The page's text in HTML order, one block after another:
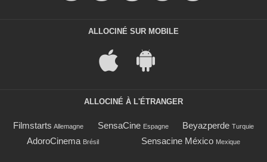
ALLOCINÉ SUR MOBILE
ALLOCINÉ À L'ÉTRANGER
Filmstarts Allemagne SensaCine Espagne Beyazperde Turquie
AdoroCinema Brésil Sensacine México Mexique